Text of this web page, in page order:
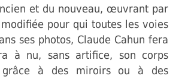
et du nouveau, œuvrant par
pour qui toutes les voies
ses photos, Claude Cahun fera
à nu, sans artifice, son corps
grâce à des miroirs ou à des